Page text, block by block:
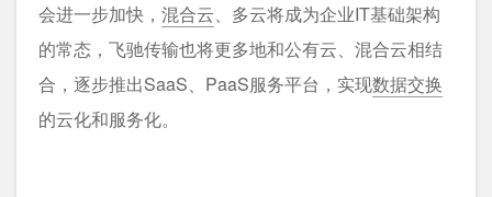
会进一步加快， 混合云、多云将成为企业IT基础架构
的常态，飞驰传输也将更多地和公有云、混合云相结
合，逐步推出SaaS、PaaS服务平台，实现数据交换
的云化和服务化。